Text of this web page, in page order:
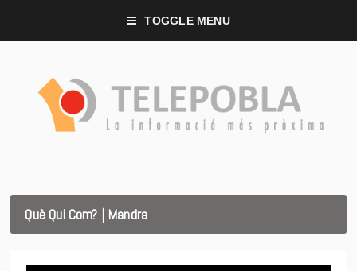
TOGGLE MENU
Què Qui Com? | Mandra